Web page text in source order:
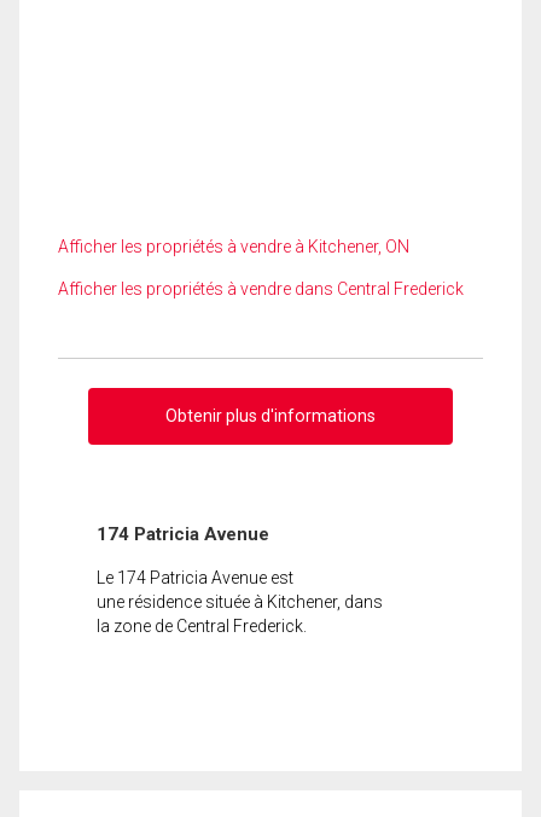
Afficher les propriétés à vendre à Kitchener, ON
Afficher les propriétés à vendre dans Central Frederick
Obtenir plus d'informations
174 Patricia Avenue
Le 174 Patricia Avenue est
une résidence située à Kitchener, dans
la zone de Central Frederick.